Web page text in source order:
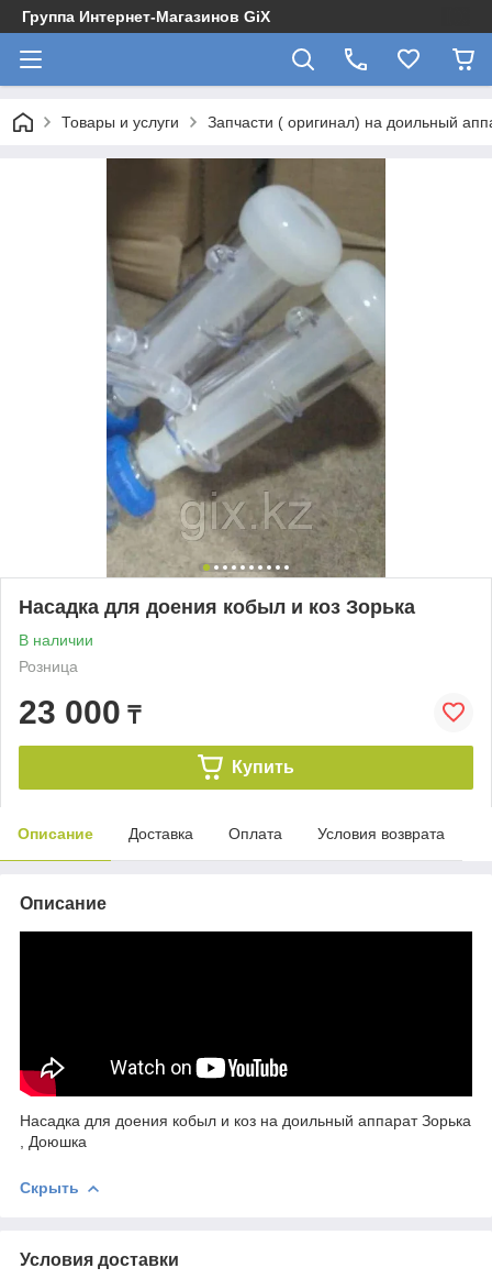
Группа Интернет-Магазинов GiX
Товары и услуги Запчасти ( оригинал) на доильный
Насадка для доения кобыл и коз Зорька
В наличии
Розница
23 000 ₸
Купить
Описание Доставка Оплата Условия возврата
Описание
Насадка для доения кобыл и коз на доильный аппарат Зорька
, Доюшка
Скрыть
Условия доставки